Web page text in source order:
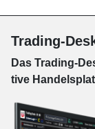
Trading-
Das Trading-
tive